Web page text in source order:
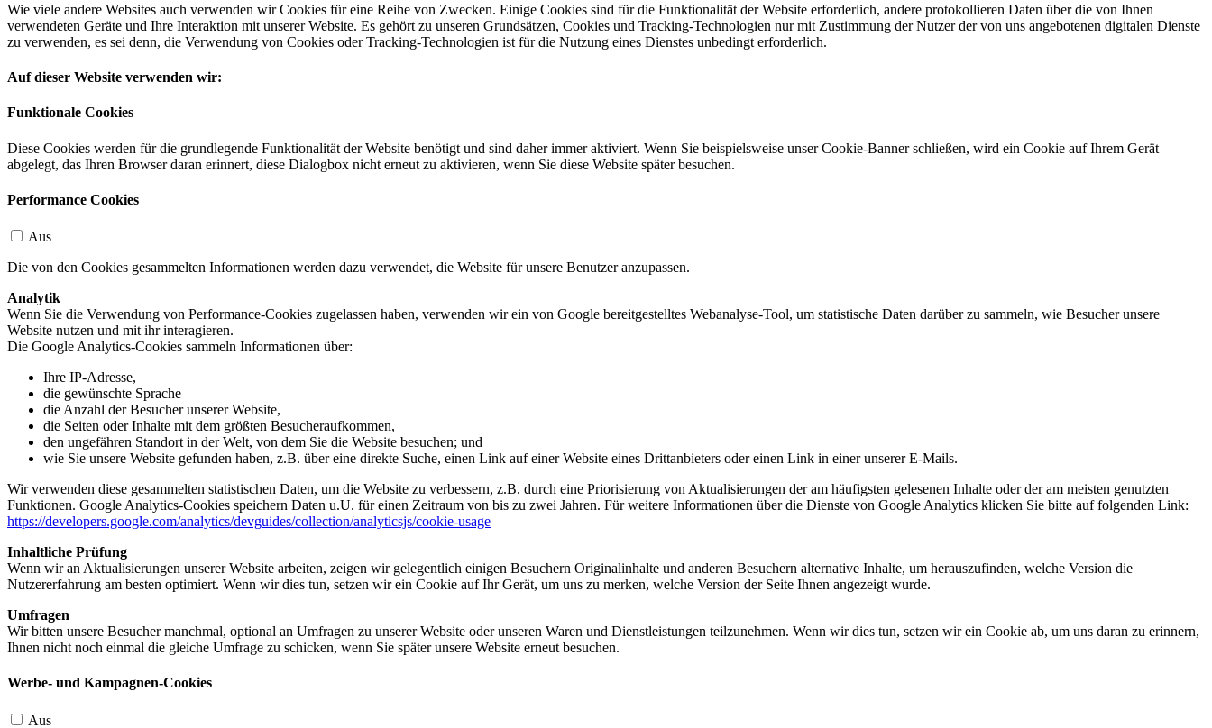
Wie viele andere Websites auch verwenden wir Cookies für eine Reihe von Zwecken. Einige Cookies sind für die Funktionalität der Website erforderlich, andere protokollieren Daten über die von Ihnen
verwendeten Geräte und Ihre Interaktion mit unserer Website. Es gehört zu unseren Grundsätzen, Cookies und Tracking-Technologien nur mit Zustimmung der Nutzer der von uns angebotenen digitalen Dienste
zu verwenden, es sei denn, die Verwendung von Cookies oder Tracking-Technologien ist für die Nutzung eines Dienstes unbedingt erforderlich.
Auf dieser Website verwenden wir:
Funktionale Cookies
Diese Cookies werden für die grundlegende Funktionalität der Website benötigt und sind daher immer aktiviert. Wenn Sie beispielsweise unser Cookie-Banner schließen, wird ein Cookie auf Ihrem Gerät
abgelegt, das Ihren Browser daran erinnert, diese Dialogbox nicht erneut zu aktivieren, wenn Sie diese Website später besuchen.
Performance Cookies
Aus
Die von den Cookies gesammelten Informationen werden dazu verwendet, die Website für unsere Benutzer anzupassen.
Analytik
Wenn Sie die Verwendung von Performance-Cookies zugelassen haben, verwenden wir ein von Google bereitgestelltes Webanalyse-Tool, um statistische Daten darüber zu sammeln, wie Besucher unsere
Website nutzen und mit ihr interagieren.
Die Google Analytics-Cookies sammeln Informationen über:
Ihre IP-Adresse,
die gewünschte Sprache
die Anzahl der Besucher unserer Website,
die Seiten oder Inhalte mit dem größten Besucheraufkommen,
den ungefähren Standort in der Welt, von dem Sie die Website besuchen; und
wie Sie unsere Website gefunden haben, z.B. über eine direkte Suche, einen Link auf einer Website eines Drittanbieters oder einen Link in einer unserer E-Mails.
Wir verwenden diese gesammelten statistischen Daten, um die Website zu verbessern, z.B. durch eine Priorisierung von Aktualisierungen der am häufigsten gelesenen Inhalte oder der am meisten genutzten
Funktionen. Google Analytics-Cookies speichern Daten u.U. für einen Zeitraum von bis zu zwei Jahren. Für weitere Informationen über die Dienste von Google Analytics klicken Sie bitte auf folgenden Link:
https://developers.google.com/analytics/devguides/collection/analyticsjs/cookie-usage
Inhaltliche Prüfung
Wenn wir an Aktualisierungen unserer Website arbeiten, zeigen wir gelegentlich einigen Besuchern Originalinhalte und anderen Besuchern alternative Inhalte, um herauszufinden, welche Version die
Nutzererfahrung am besten optimiert. Wenn wir dies tun, setzen wir ein Cookie auf Ihr Gerät, um uns zu merken, welche Version der Seite Ihnen angezeigt wurde.
Umfragen
Wir bitten unsere Besucher manchmal, optional an Umfragen zu unserer Website oder unseren Waren und Dienstleistungen teilzunehmen. Wenn wir dies tun, setzen wir ein Cookie ab, um uns daran zu erinnern,
Ihnen nicht noch einmal die gleiche Umfrage zu schicken, wenn Sie später unsere Website erneut besuchen.
Werbe- und Kampagnen-Cookies
Aus